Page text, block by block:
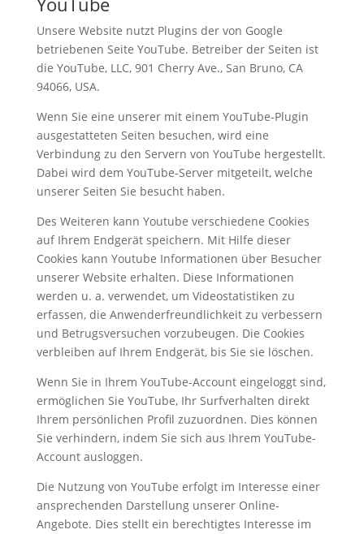
Unsere Website nutzt Plugins der von Google
betriebenen Seite YouTube. Betreiber der Seiten ist
die YouTube, LLC, 901 Cherry Ave., San Bruno, CA
94066, USA.
Wenn Sie eine unserer mit einem YouTube-Plugin
ausgestatteten Seiten besuchen, wird eine
Verbindung zu den Servern von YouTube hergestellt.
Dabei wird dem YouTube-Server mitgeteilt, welche
unserer Seiten Sie besucht haben.
Des Weiteren kann Youtube verschiedene Cookies
auf Ihrem Endgerät speichern. Mit Hilfe dieser
Cookies kann Youtube Informationen über Besucher
unserer Website erhalten. Diese Informationen
werden u. a. verwendet, um Videostatistiken zu
erfassen, die Anwenderfreundlichkeit zu verbessern
und Betrugsversuchen vorzubeugen. Die Cookies
verbleiben auf Ihrem Endgerät, bis Sie sie löschen.
Wenn Sie in Ihrem YouTube-Account eingeloggt sind,
ermöglichen Sie YouTube, Ihr Surfverhalten direkt
Ihrem persönlichen Profil zuzuordnen. Dies können
Sie verhindern, indem Sie sich aus Ihrem YouTube-
Account ausloggen.
Die Nutzung von YouTube erfolgt im Interesse einer
ansprechenden Darstellung unserer Online-
Angebote. Dies stellt ein berechtigtes Interesse im